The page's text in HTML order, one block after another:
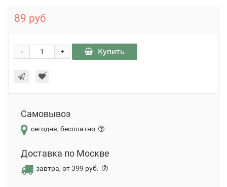
89 руб
+
- Купить
Самовывоз
сегодня, бесплатно
Доставка по Москве
завтра, от 399 руб.